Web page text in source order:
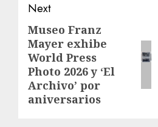
Next
Museo Franz
Mayer exhibe
World Press
Photo 2026 y ‘El
Archivo’ por
aniversarios